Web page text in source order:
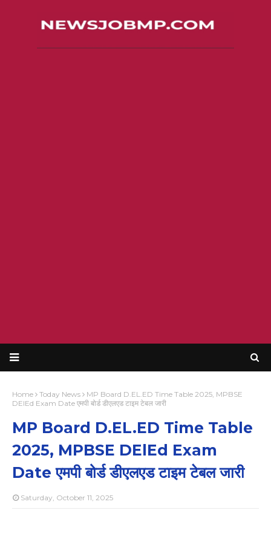
Home Today News
MP Board D.EL.ED Time Table 2025, MPBSE
DElEd Exam Date एमपी बोर्ड डीएलएड टाइम टेबल जारी
MP Board D.EL.ED Time Table
2025, MPBSE DElEd Exam
Date एमपी बोर्ड डीएलएड टाइम टेबल जारी
Saturday, October 11, 2025